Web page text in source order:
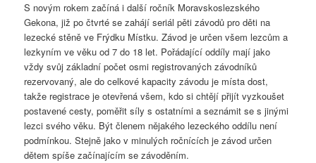
S novým rokem začíná i další ročník Moravskoslezského
Gekona, již po čtvrté se zahájí seriál pěti závodů pro děti na
lezecké stěně ve Frýdku Místku. Závod je určen všem lezcům a
lezkyním ve věku od 7 do 18 let. Pořádající oddíly mají jako
vždy svůj základní počet osmi registrovaných závodníků
rezervovaný, ale do celkové kapacity závodu je místa dost,
takže registrace je otevřená všem, kdo si chtějí přijít vyzkoušet
postavené cesty, poměřit síly s ostatními a seznámit se s jinými
lezci svého věku. Být členem nějakého lezeckého oddílu není
podmínkou. Stejně jako v minulých ročnících je závod určen
dětem spíše začínajícím se závoděním.